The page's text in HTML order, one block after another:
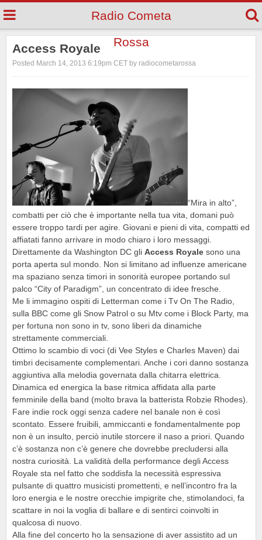
Radio Cometa
Rossa
Access Royale
Posted March 14, 2013 6:19pm CET by radiocometarossa
“Mira in alto”,
combatti per ciò che è importante nella tua vita, domani può
essere troppo tardi per agire. Giovani e pieni di vita, compatti ed
affiatati fanno arrivare in modo chiaro i loro messaggi.
Direttamente da Washington DC gli Access Royale sono una
porta aperta sul mondo. Non si limitano ad influenze americane
ma spaziano senza timori in sonorità europee portando sul
palco “City of Paradigm”, un concentrato di idee fresche.
Me li immagino ospiti di Letterman come i Tv On The Radio,
sulla BBC come gli Snow Patrol o su Mtv come i Block Party, ma
per fortuna non sono in tv, sono liberi da dinamiche
strettamente commerciali.
Ottimo lo scambio di voci (di Vee Styles e Charles Maven) dai
timbri decisamente complementari. Anche i cori danno sostanza
aggiuntiva alla melodia governata dalla chitarra elettrica.
Dinamica ed energica la base ritmica affidata alla parte
femminile della band (molto brava la batterista Robzie Rhodes).
Fare indie rock oggi senza cadere nel banale non è così
scontato. Essere fruibili, ammiccanti e fondamentalmente pop
non è un insulto, perciò inutile storcere il naso a priori. Quando
c’è sostanza non c’è genere che dovrebbe precludersi alla
nostra curiosità. La validità della performance degli Access
Royale sta nel fatto che soddisfa la necessità espressiva
pulsante di quattro musicisti promettenti, e nell’incontro fra la
loro energia e le nostre orecchie impigrite che, stimolandoci, fa
scattare in noi la voglia di ballare e di sentirci coinvolti in
qualcosa di nuovo.
Alla fine del concerto ho la sensazione di aver assistito ad un